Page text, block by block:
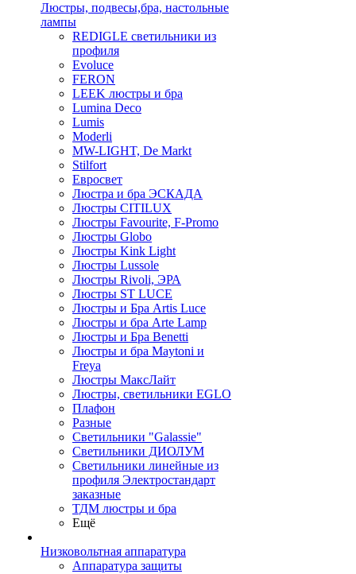
Люстры, подвесы,бра, настольные
лампы
REDIGLE светильники из
профиля
Evoluce
FERON
LEEK люстры и бра
Lumina Deco
Lumis
Moderli
MW-LIGHT, De Markt
Stilfort
Евросвет
Люстра и бра ЭСКАДА
Люстры CITILUX
Люстры Favourite, F-Promo
Люстры Globo
Люстры Kink Light
Люстры Lussole
Люстры Rivoli, ЭРА
Люстры ST LUCE
Люстры и Бра Artis Luce
Люстры и бра Arte Lamp
Люстры и Бра Benetti
Люстры и бра Maytoni и
Freya
Люстры МаксЛайт
Люстры, светильники EGLO
Плафон
Разные
Светильники "Galassie"
Светильники ДИОЛУМ
Светильники линейные из
профиля Электростандарт
заказные
ТДМ люстры и бра
Ещё
Низковольтная аппаратура
Аппаратура защиты